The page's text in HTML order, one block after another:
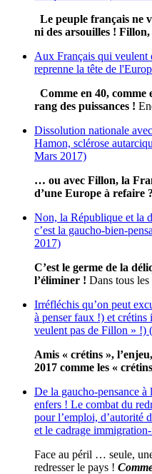
Le peuple français ne
ni des arsouilles ! Fillon,
Aux Français qui veulent
reprenne la tête de
Comme en 40, comme
rang des puissances !
Dissolution nationale
Hamon, sclérose
Mars 2017)
… ou avec Fillon, la
d’une Europe à refaire ?
Non, la République et la
c’est la gaucho-bien-
2017)
C’est le germe de la
l’éliminer ! Dans tous
Irréfléchis qu’on peut
à penser faux !) et crétins
veulent pas de Fillon » !)
Amis « crétins »,
2017 comme les «
De la gaucho-pensance à
enfers ! Le combat du
pour l’emploi, d’autorité
et le cadrage
Face au péril … seule,
redresser le pays !